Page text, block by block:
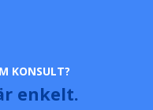
KONSULT?
enkelt.